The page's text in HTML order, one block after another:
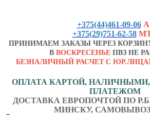
+375(44)461-09-06
+375(29)751-62-58
ПРИНИМАЕМ ЗАКАЗЫ ЧЕРЕЗ
В ВОСКРЕСЕНЬЕ ПВЗ НЕ
БЕЗНАЛИЧНЫЙ РАСЧЕТ С
ОПЛАТА КАРТОЙ,
ПЛАТЕЖОМ
ДОСТАВКА ЕВРОПОЧТОЙ ПО
МИНСКУ, САМОВЫВОЗ